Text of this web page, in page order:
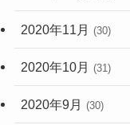
2020年11月 (30)
2020年10月 (31)
2020年9月 (30)